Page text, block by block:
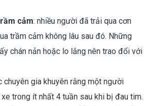
cảm: nhiều người đã trải qua cơn
trầm cảm không lâu sau đó. Những
chán nản hoặc lo lắng nên trao đổi với
chuyên gia khuyên rằng một người
xe trong ít nhất 4 tuần sau khi bị đau tim.